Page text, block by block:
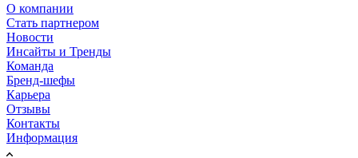
О компании
Стать партнером
Новости
Инсайты и Тренды
Команда
Бренд-шефы
Карьера
Отзывы
Контакты
Информация